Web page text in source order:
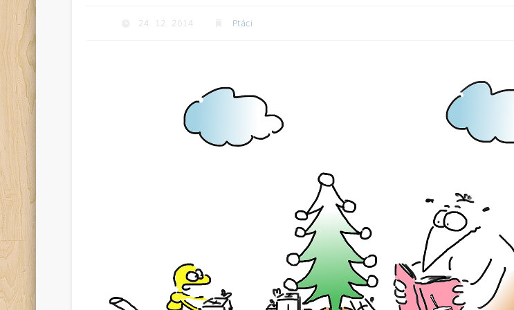
24. 12. 2014 Ptáci